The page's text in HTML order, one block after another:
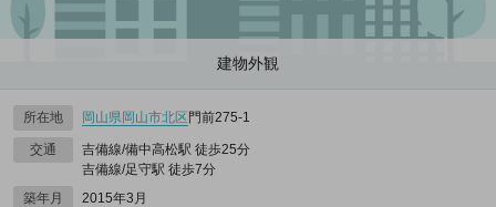
建物外観
所在地 岡山県岡山市北区 門前275‐1
交通
吉備線/備中高松駅 徒歩25分
吉備線/足守駅 徒歩7分
築年月
2015年3月